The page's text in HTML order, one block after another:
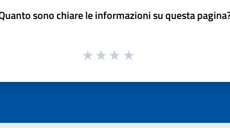
sono chiare le informazioni su questa